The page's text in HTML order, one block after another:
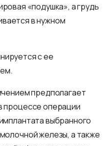
«подушка», а грудь
в нужном
с ее
предполагает
процессе операции
выбранного
железы, а также